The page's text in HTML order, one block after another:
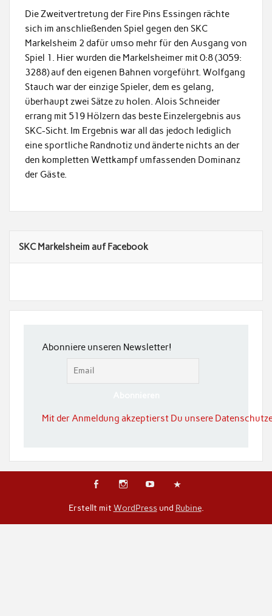
Die Zweitvertretung der Fire Pins Essingen rächte
sich im anschließenden Spiel gegen den SKC
Markelsheim 2 dafür umso mehr für den Ausgang von
Spiel 1. Hier wurden die Markelsheimer mit 0:8 (3059:
3288) auf den eigenen Bahnen vorgeführt. Wolfgang
Stauch war der einzige Spieler, dem es gelang,
überhaupt zwei Sätze zu holen. Alois Schneider
errang mit 519 Hölzern das beste Einzelergebnis aus
SKC-Sicht. Im Ergebnis war all das jedoch lediglich
eine sportliche Randnotiz und änderte nichts an der
den kompletten Wettkampf umfassenden Dominanz
der Gäste.
SKC Markelsheim auf Facebook
Abonniere unseren Newsletter!
Mit der Anmeldung akzeptierst Du unsere
Erstellt mit WordPressund Rubine.